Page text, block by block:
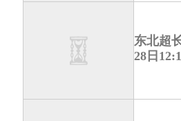
东北超
28日